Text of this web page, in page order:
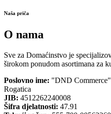
Naša priča
O nama
Sve za Domaćinstvo je
širokom ponudom asortimana za
Poslovno ime: "DND
Rogatica
JIB: 4512262240008
Šifra djelatnosti: 47.91